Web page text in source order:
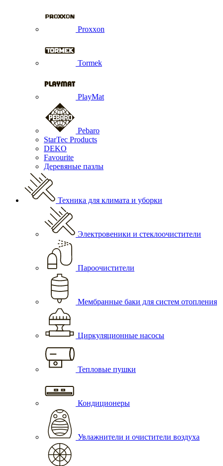
Proxxon
Tormek
PlayMat
Pebaro
StarTec Products
DEKO
Favourite
Деревяные пазлы
Техника для климата и уборки
Электровеники и стеклоочистители
Пароочистители
Мембранные баки для систем отопления
Циркуляционные насосы
Тепловые пушки
Кондиционеры
Увлажнители и очистители воздуха